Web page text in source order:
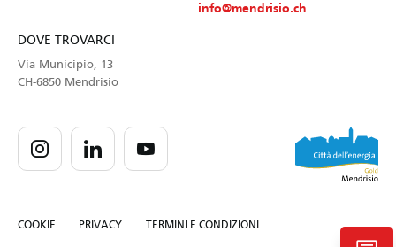
info@mendrisio.ch
DOVE TROVARCI
Via Municipio, 13
CH-6850 Mendrisio
COOKIE PRIVACY TERMINI E CONDIZIONI